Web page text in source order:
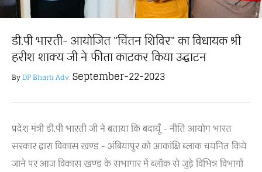
डी.पी भारती- आयोजित "चिंतन शिविर" का विधायक श्री
हरीश शाक्य जी ने फीता काटकर किया उद्घाटन
ByDP Bharti Adv.September-22-2023
प्रदेश मंत्री डी.पी भारती जी ने बताया कि बदायूँ - नीति आयोग भारत
सरकार द्वारा विकास खण्ड - अंबियापुर को आकांक्षि ब्लाक चयनित किये
जाने पर आज विकास खण्ड के सभागार में ब्लॉक से जुड़े विभिन्न विभागों